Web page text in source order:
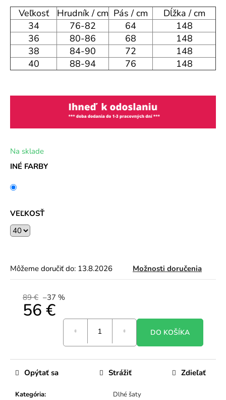
Veľkosť Hrudník / cm Pás / cm
Dĺžka / cm
34
76-82 64
148
36
80-86 68
148
38
84-90 72
148
40
88-94 76 148
INÉ FARBY
VEĽKOSŤ
Môžeme doručiť do: 13.8.2026 Možnosti doručenia
Na sklade
89 € –37 %
56 €
DO KOŠÍKA
Kategória:
Dlhé šaty
Opýtať sa Strážiť Zdieľať